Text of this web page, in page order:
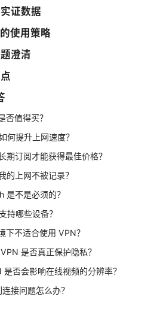
证数据
使用策略
澄清
否值得买？
何提升上网速度？
期订阅才能获得最佳价格？
的上网不被记录？
是不是必须的？
持哪些设备？
下不适合使用 VPN？
是否真正保护隐私？
否会影响在线视频的分辨率？
接问题怎么办？